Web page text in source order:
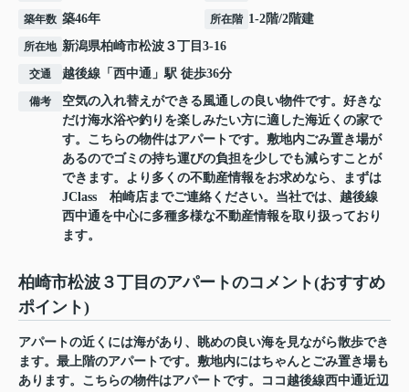
築年数 築46年 所在階 1-2階/2階建
所在地 新潟県柏崎市松波 ３丁目3-16
交通 越後線 「 西中通 」駅 徒歩36分
備考
空気の入れ替えができる風通しの良い物件です。好きな
だけ海水浴や釣りを楽しみたい方に適した海近くの家で
す。こちらの物件はアパートです。敷地内ごみ置き場が
あるのでゴミの持ち運びの負担を少しでも減らすことが
できます。より多くの不動産情報をお求めなら、まずは
JClass 柏崎店までご連絡ください。当社では、越後線
西中通を中心に多種多様な不動産情報を取り扱っており
ます。
柏崎市松波３丁目のアパートのコメント(おすすめ
ポイント)
アパートの近くには海があり、眺めの良い海を見ながら散歩でき
ます。最上階のアパートです。敷地内にはちゃんとごみ置き場も
あります。こちらの物件はアパートです。ココ越後線西中通近辺